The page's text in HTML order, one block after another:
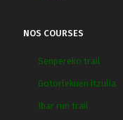
NOS COURSES
Senpereko trail
Gotorlekuen itzulia
Ibar run trail